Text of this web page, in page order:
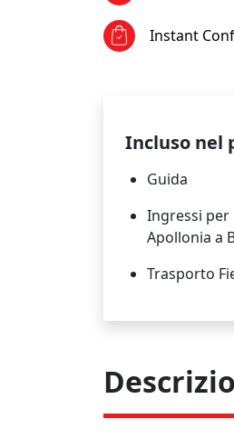
Instant
Incluso nel
Guida
Ingressi per
Apollonia a
Trasporto